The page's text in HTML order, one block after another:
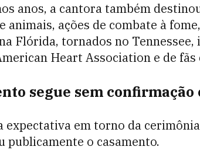
anos, a cantora também
animais, ações de combate à
Flórida, tornados no
Heart Association e de
segue sem
expectativa em torno da
publicamente o casamento.